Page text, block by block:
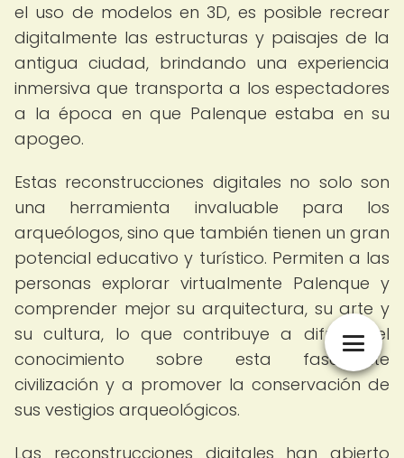
el uso de modelos en 3D, es posible recrear
digitalmente las estructuras y paisajes de la
antigua ciudad, brindando una experiencia
inmersiva que transporta a los espectadores
a la época en que Palenque estaba en su
apogeo.
Estas reconstrucciones digitales no solo son
una herramienta invaluable para los
arqueólogos, sino que también tienen un gran
potencial educativo y turístico. Permiten a las
personas explorar virtualmente Palenque y
comprender mejor su arquitectura, su arte y
su cultura, lo que contribuye a difundir el
conocimiento sobre esta fascinante
civilización y a promover la conservación de
sus vestigios arqueológicos.
Las reconstrucciones digitales han abierto